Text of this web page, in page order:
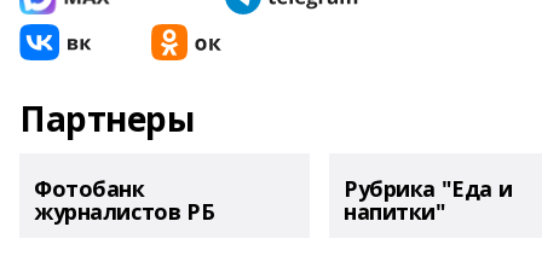
Партнеры
Фотобанк
журналистов РБ
Рубрика "Еда и
напитки"